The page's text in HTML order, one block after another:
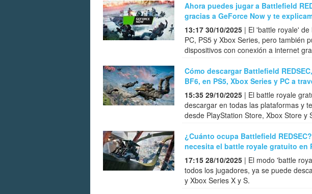
Ahora puedes jugar a Battlefield
gracias a GeForce Now y te
13:17 30/10/2025 | El 'battle royale'
PC, PS5 y Xbox Series, pero también
dispositivos con conexión a internet
Cómo descargar Battlefield
BF6, en PS5, Xbox Series y PC a
15:35 29/10/2025 | El battle royale
descargar en todas las plataformas y
desde PlayStation Store, Xbox Store y
¿Cuánto ocupa Battlefield
necesita el battle royale gratuito en
17:15 28/10/2025 | El modo 'battle
todos los jugadores, ya se puede
y Xbox Series X y S.